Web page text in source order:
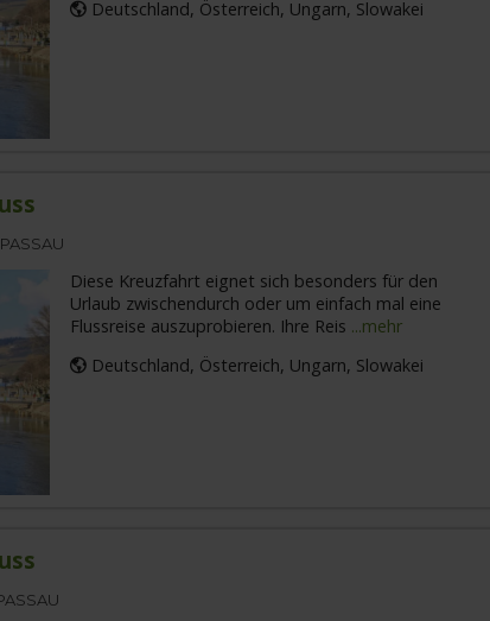
Deutschland, Österreich, Ungarn, Slowakei
Diese Kreuzfahrt eignet sich besonders für den
Urlaub zwischendurch oder um einfach mal eine
Flussreise auszuprobieren. Ihre Reis ...mehr
Deutschland, Österreich, Ungarn, Slowakei